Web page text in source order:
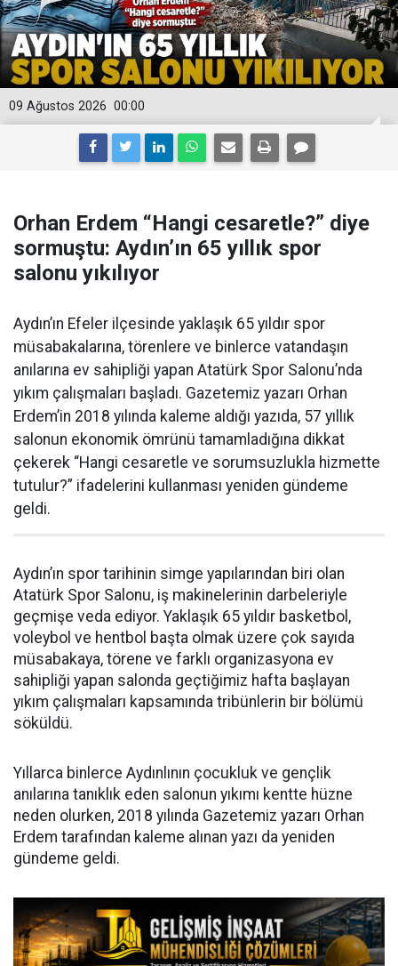
00:00
09 Ağustos 2026
Orhan Erdem “Hangi cesaretle?” diye
sormuştu: Aydın’ın 65 yıllık spor
salonu yıkılıyor
Aydın’ın Efeler ilçesinde yaklaşık 65 yıldır spor
müsabakalarına, törenlere ve binlerce vatandaşın
anılarına ev sahipliği yapan Atatürk Spor Salonu’nda
yıkım çalışmaları başladı. Gazetemiz yazarı Orhan
Erdem’in 2018 yılında kaleme aldığı yazıda, 57 yıllık
salonun ekonomik ömrünü tamamladığına dikkat
çekerek “Hangi cesaretle ve sorumsuzlukla hizmette
tutulur?” ifadelerini kullanması yeniden gündeme
geldi.
Aydın’ın spor tarihinin simge yapılarından biri olan
Atatürk Spor Salonu, iş makinelerinin darbeleriyle
geçmişe veda ediyor. Yaklaşık 65 yıldır basketbol,
voleybol ve hentbol başta olmak üzere çok sayıda
müsabakaya, törene ve farklı organizasyona ev
sahipliği yapan salonda geçtiğimiz hafta başlayan
yıkım çalışmaları kapsamında tribünlerin bir bölümü
söküldü.
Yıllarca binlerce Aydınlının çocukluk ve gençlik
anılarına tanıklık eden salonun yıkımı kentte hüzne
neden olurken, 2018 yılında Gazetemiz yazarı Orhan
Erdem tarafından kaleme alınan yazı da yeniden
gündeme geldi.